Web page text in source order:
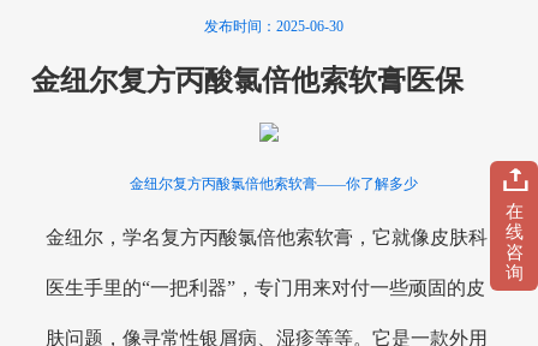
发布时间：2025-06-30
金纽尔复方丙酸氯倍他索软膏医保
金纽尔复方丙酸氯倍他索软膏——你了解多少
金纽尔，学名复方丙酸氯倍他索软膏，它就像皮肤科
医生手里的“一把利器”，专门用来对付一些顽固的皮
肤问题，像寻常性银屑病、湿疹等等。它是一款外用
在
线
咨
询